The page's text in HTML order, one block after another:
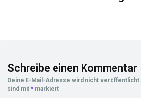
Schreibe einen Kommentar
Deine E-Mail-Adresse wird nicht veröffentlicht.
sind mit * markiert